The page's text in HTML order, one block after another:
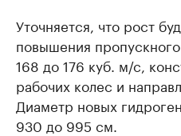
Уточняется, что рост
повышения
168 до 176 куб. м/с,
рабочих колес и
Диаметр новых
930 до 995 см.